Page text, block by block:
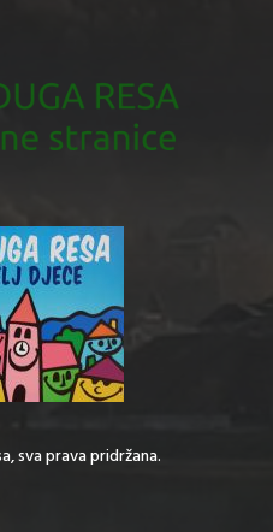
sva prava pridržana.